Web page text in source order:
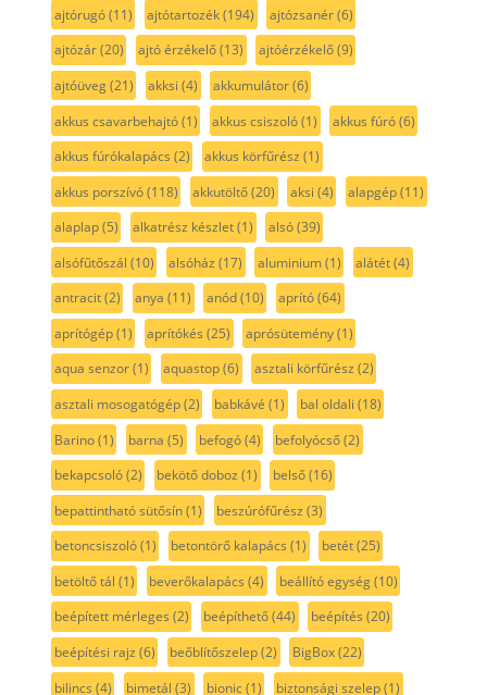
ajtórugó(11) ajtótartozék(194) ajtózsanér(6)
ajtózár(20) ajtó érzékelő(13) ajtóérzékelő(9)
ajtóüveg(21) akksi (4) akkumulátor(6)
akkus csavarbehajtó(1) akkus csiszoló(1) akkus fúró(6)
akkus fúrókalapács (2) akkus körfűrész (1)
akkus porszívó(118) akkutöltő(20) aksi (4) alapgép(11)
alaplap(5) alkatrész készlet(1) alsó(39)
alsófűtőszál (10) alsóház (17) aluminium(1) alátét(4)
antracit(2) anya (11) anód(10) aprító(64)
aprítógép(1) aprítókés (25) aprósütemény(1)
aqua senzor(1) aquastop(6) asztali körfűrész (2)
asztali mosogatógép(2) babkávé (1) bal oldali (18)
Barino(1) barna (5) befogó(4) befolyócső(2)
bekapcsoló(2) bekötő doboz (1) belső(16)
bepattintható sütősín(1) beszúrófűrész (3)
betoncsiszoló(1) betontörő kalapács (1) betét(25)
betöltő tál (1) beverőkalapács (4) beállító egység(10)
beépített mérleges (2) beépíthető(44) beépítés (20)
beépítési rajz (6) beőblítőszelep(2) BigBox(22)
bilincs (4) bimetál (3) bionic(1) biztonsági szelep(1)